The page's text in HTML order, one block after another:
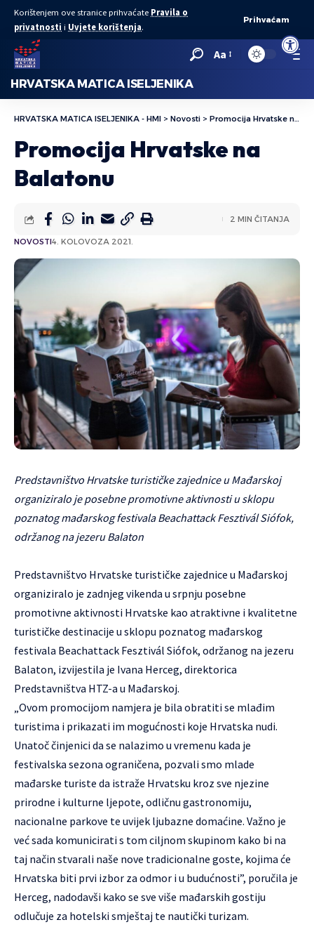
Open
Korištenjem ove stranice prihvaćate Pravila o
privatnosti i Uvjete korištenja.
Prihvaćam
Aa
HRVATSKA MATICA ISELJENIKA
HRVATSKA MATICA ISELJENIKA - HMI > Novosti > Promocija Hrvatske na Balatonu
Promocija Hrvatske na
Balatonu
NOVOSTI4. KOLOVOZA 2021.
2 MIN ČITANJA
Predstavništvo Hrvatske turističke zajednice u Mađarskoj
organiziralo je posebne promotivne aktivnosti u sklopu
poznatog mađarskog festivala Beachattack Fesztivál Siófok,
održanog na jezeru Balaton
Predstavništvo Hrvatske turističke zajednice u Mađarskoj
organiziralo je zadnjeg vikenda u srpnju posebne
promotivne aktivnosti Hrvatske kao atraktivne i kvalitetne
turističke destinacije u sklopu poznatog mađarskog
festivala Beachattack Fesztivál Siófok, održanog na jezeru
Balaton, izvijestila je Ivana Herceg, direktorica
Predstavništva HTZ-a u Mađarskoj.
„Ovom promocijom namjera je bila obratiti se mlađim
turistima i prikazati im mogućnosti koje Hrvatska nudi.
Unatoč činjenici da se nalazimo u vremenu kada je
festivalska sezona ograničena, pozvali smo mlade
mađarske turiste da istraže Hrvatsku kroz sve njezine
prirodne i kulturne ljepote, odličnu gastronomiju,
nacionalne parkove te uvijek ljubazne domaćine. Važno je
već sada komunicirati s tom ciljnom skupinom kako bi na
taj način stvarali naše nove tradicionalne goste, kojima će
Hrvatska biti prvi izbor za odmor i u budućnosti”, poručila je
Herceg, nadodavši kako se sve više mađarskih gostiju
odlučuje za hotelski smještaj te nautički turizam.